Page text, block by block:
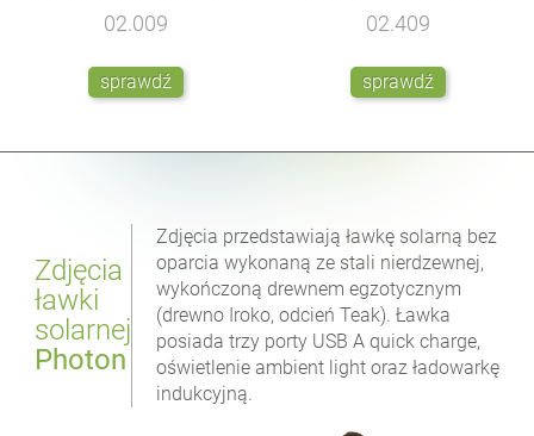
02.009
sprawdź
02.409
sprawdź
Zdjęcia
ławki
solarnej
Photon
Zdjęcia przedstawiają ławkę solarną bez
oparcia wykonaną ze stali nierdzewnej,
wykończoną drewnem egzotycznym
(drewno Iroko, odcień Teak). Ławka
posiada trzy porty USB A quick charge,
oświetlenie ambient light oraz ładowarkę
indukcyjną.